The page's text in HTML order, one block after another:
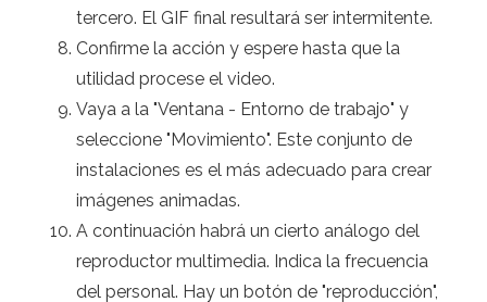
tercero. El GIF final resultará ser intermitente.
Confirme la acción y espere hasta que la
utilidad procese el video.
Vaya a la "Ventana - Entorno de trabajo" y
seleccione "Movimiento". Este conjunto de
instalaciones es el más adecuado para crear
imágenes animadas.
A continuación habrá un cierto análogo del
reproductor multimedia. Indica la frecuencia
del personal. Hay un botón de "reproducción",